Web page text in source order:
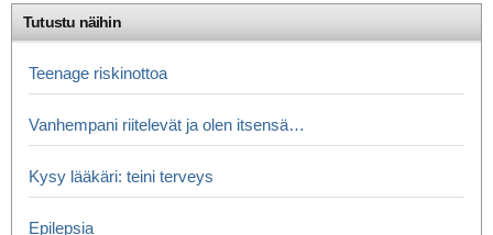
Tutustu näihin
Teenage riskinottoa
Vanhempani riitelevät ja olen itsensä…
Kysy lääkäri: teini terveys
Epilepsia